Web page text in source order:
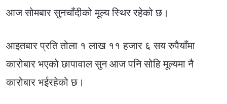
आज सोमबार सुनचाँदीको मूल्य स्थिर रहेको छ।
आइतबार प्रति तोला १ लाख ११ हजार ६ सय रुपैयाँमा
कारोबार भएको छापावाल सुन आज पनि सोहि मूल्यमा नै
कारोबार भईरहेको छ।